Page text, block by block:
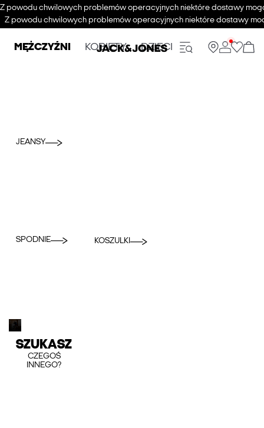
Z powodu chwilowych problemów operacyjnych niektóre dostawy
Z powodu chwilowych problemów operacyjnych niektóre dostawy
MĘŻCZYŹNI KOBIETY DZIECI
JEANSY
SPODNIE KOSZULKI
SZUKASZ
CZEGOŚ
INNEGO?